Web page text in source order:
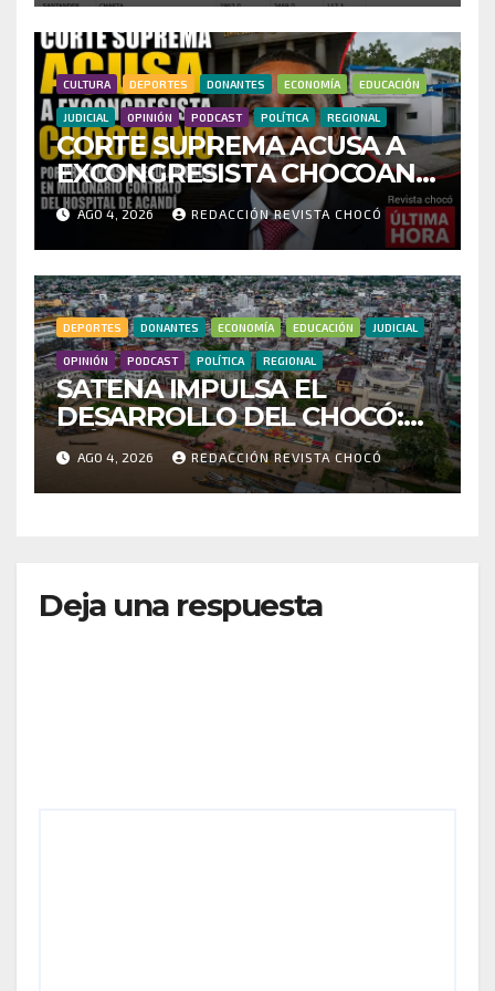
INVESTIGAR PRESUNTO
FRAUDE
CULTURA DEPORTES DONANTES ECONOMÍA EDUCACIÓN
JUDICIAL OPINIÓN PODCAST POLÍTICA REGIONAL
CORTE SUPREMA ACUSA A
EXCONGRESISTA CHOCOANO
POR PRESUNTAS
IRREGULARIDADES EN
MILLONARIO CONTRATO
DEL HOSPITAL DE ACANDÍ
AGO 4, 2026 REDACCIÓN REVISTA CHOCÓ
DEPORTES DONANTES ECONOMÍA EDUCACIÓN JUDICIAL
OPINIÓN PODCAST POLÍTICA REGIONAL
SATENA IMPULSA EL
DESARROLLO DEL CHOCÓ:
MÁS DE 35 MIL PASAJEROS
MOVILIZADOS Y NUEVAS
RUTAS FORTALECEN LA
AGO 4, 2026 REDACCIÓN REVISTA CHOCÓ
Deja una respuesta